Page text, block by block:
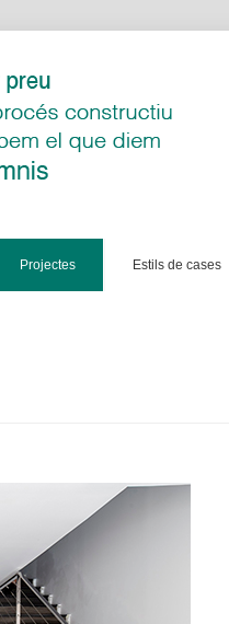
projectes estils de cases